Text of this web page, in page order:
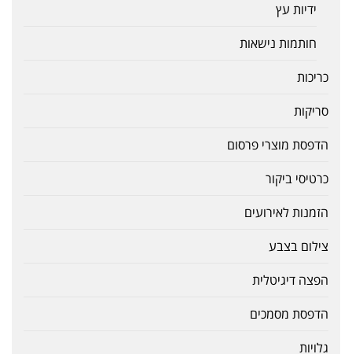
ידיות עץ
חותמות נישאות
כריכות
סריקות
הדפסת מוצרי פרסום
כרטיסי ביקור
הזמנות לאירועים
צילום בצבע
הפצה דיגיטלית
הדפסת מסמכים
גלויות